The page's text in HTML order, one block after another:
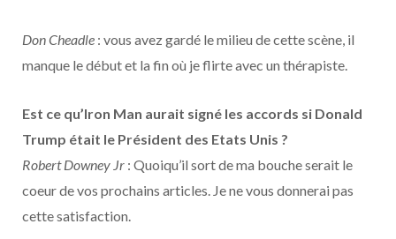
Don Cheadle : vous avez gardé le milieu de cette scène, il
manque le début et la fin où je flirte avec un thérapiste.
Est ce qu’Iron Man aurait signé les accords si Donald
Trump était le Président des Etats Unis ?
Robert Downey Jr : Quoiqu’il sort de ma bouche serait le
coeur de vos prochains articles. Je ne vous donnerai pas
cette satisfaction.